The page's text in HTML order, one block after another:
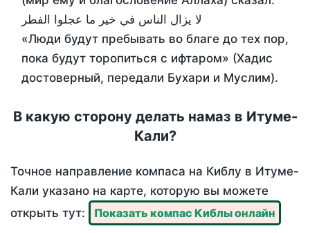
لا يزال الناس في خير ما عجلوا الفطر
«Люди будут пребывать во благе до тех пор,
пока будут торопиться с ифтаром» (Хадис
достоверный, передали Бухари и Муслим).
В какую сторону делать намаз в Итуме-
Кали?
Точное направление компаса на Киблу в Итуме-
Кали указано на карте, которую вы можете
открыть тут:
Показать компас Киблы онлайн